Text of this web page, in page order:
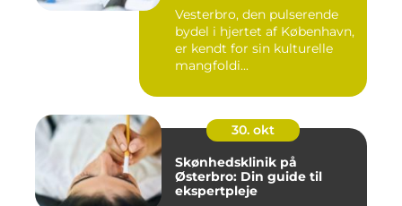
Vesterbro, den pulserende
bydel i hjertet af København,
er kendt for sin kulturelle
mangfoldi...
30. okt
Skønhedsklinik på
Østerbro: Din guide til
ekspertpleje